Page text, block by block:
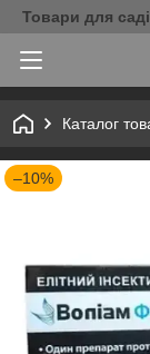
Товари для
Каталог
–10%